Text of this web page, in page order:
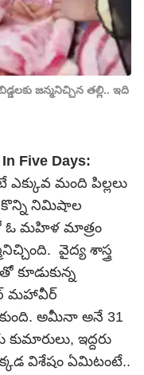
జన్మనిచ్చిన తల్లి.. ఇది
Five Days:
మంది పిల్లలు
కొన్ని నిమిషాల
ఓ మహిళ మాత్రం
వైద్య శాస్త్ర
కూడుకున్న
మహావీర్
అమీనా అనే 31
కుమారులు, ఇద్దరు
విశేషం ఏమిటంటే..